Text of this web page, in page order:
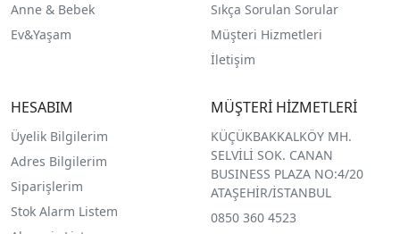
Anne & Bebek
Ev&Yaşam
Sıkça Sorulan Sorular
Müşteri Hizmetleri
İletişim
HESABIM
Üyelik Bilgilerim
Adres Bilgilerim
Siparişlerim
Stok Alarm Listem
MÜŞTERİ HİZMETLERİ
KÜÇÜKBAKKALKÖY MH.
SELVİLİ SOK. CANAN
BUSINESS PLAZA NO:4/20
ATAŞEHİR/İSTANBUL
0850 360 4523